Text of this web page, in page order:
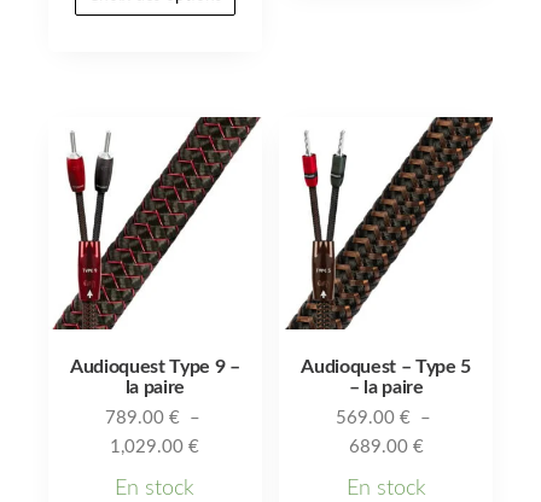
Audioquest Type 9 –
la paire
789.00 €
–
1,029.00€
En stock
Audioquest – Type 5
– la paire
569.00€ –
689.00 €
En stock